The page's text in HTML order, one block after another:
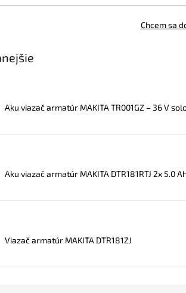
Chcem sa
Aku viazač armatúr MAKITA TR001GZ – 36 V
Aku viazač armatúr MAKITA DTR181RTJ 2x 5.0
Viazač armatúr MAKITA DTR181ZJ